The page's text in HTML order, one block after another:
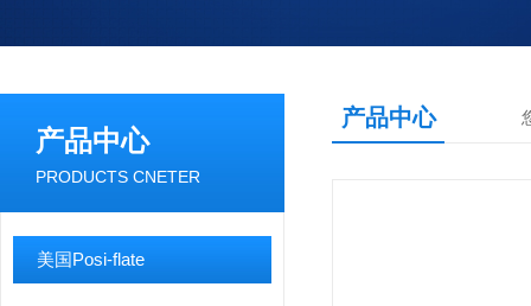
产品中心
PRODUCTS CNETER
美国Posi-flate
产品中心